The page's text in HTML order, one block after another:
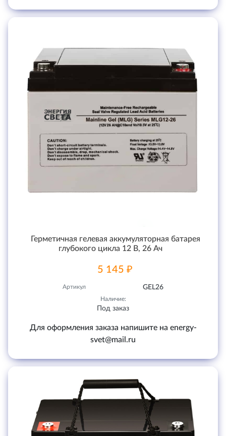
Герметичная гелевая аккумуляторная батарея
глубокого цикла 12 В, 26 Ач
5 145 ₽
Артикул GEL26
Наличие:
Под заказ
Для оформления заказа напишите на energy-
svet@mail.ru